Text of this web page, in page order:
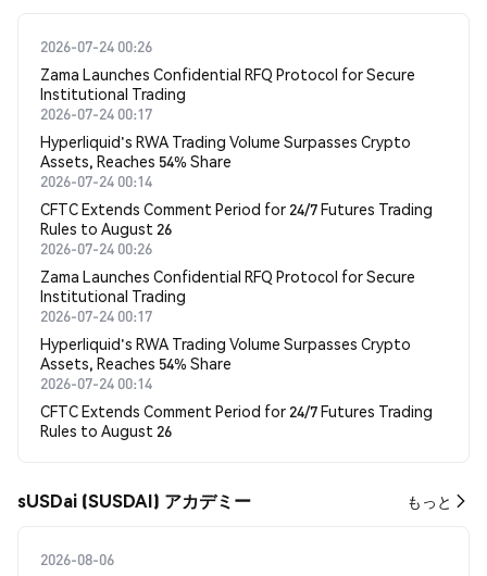
2026-07-24 00:26
Zama Launches Confidential RFQ Protocol for Secure
Institutional Trading
2026-07-24 00:17
Hyperliquid's RWA Trading Volume Surpasses Crypto
Assets, Reaches 54% Share
2026-07-24 00:14
CFTC Extends Comment Period for 24/7 Futures Trading
Rules to August 26
2026-07-24 00:26
Zama Launches Confidential RFQ Protocol for Secure
Institutional Trading
2026-07-24 00:17
Hyperliquid's RWA Trading Volume Surpasses Crypto
Assets, Reaches 54% Share
2026-07-24 00:14
CFTC Extends Comment Period for 24/7 Futures Trading
Rules to August 26
sUSDai (SUSDAI) アカデミー もっと
2026-08-06